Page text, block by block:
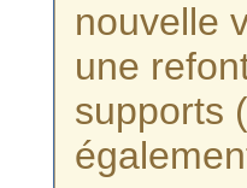
nouvelle
une
supports